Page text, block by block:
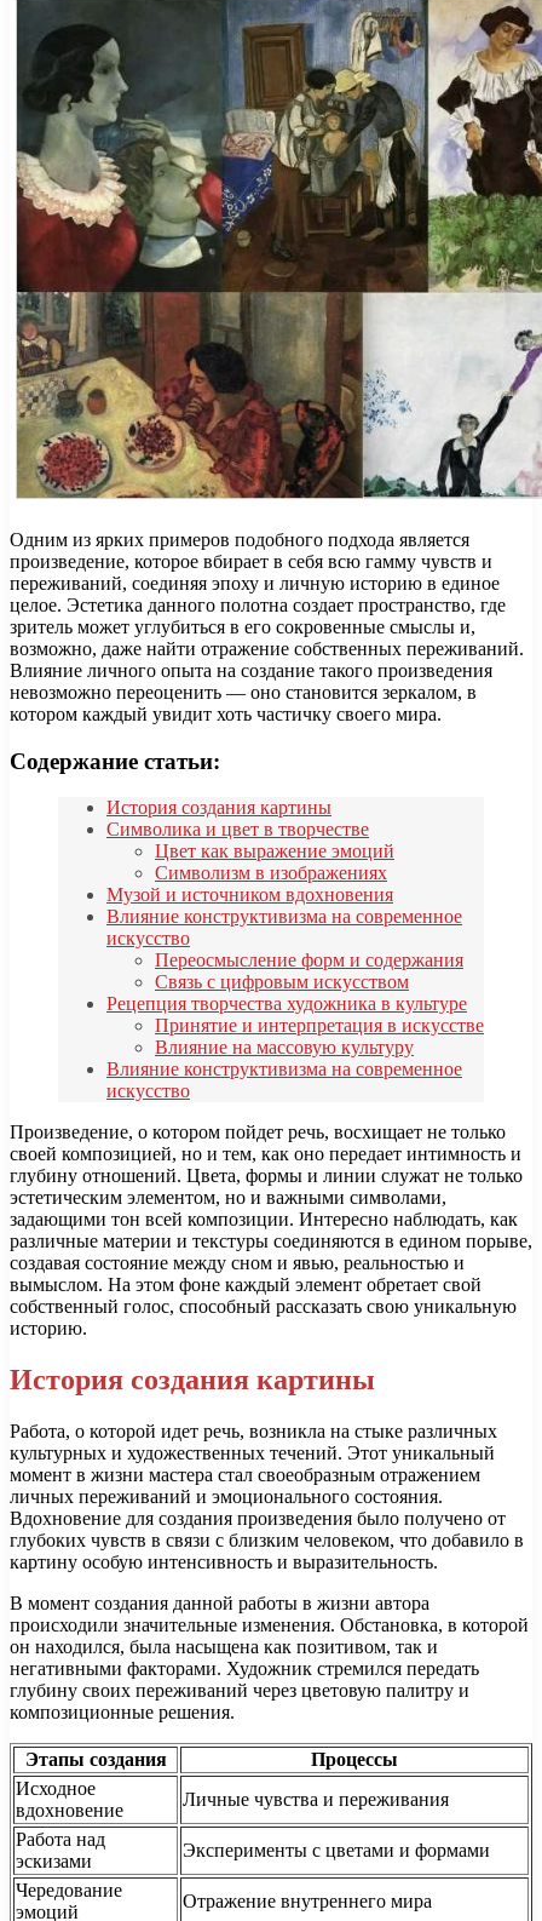
Одним из ярких примеров подобного подхода является
произведение, которое вбирает в себя всю гамму чувств и
переживаний, соединяя эпоху и личную историю в единое
целое. Эстетика данного полотна создает пространство, где
зритель может углубиться в его сокровенные смыслы и,
возможно, даже найти отражение собственных переживаний.
Влияние личного опыта на создание такого произведения
невозможно переоценить — оно становится зеркалом, в
котором каждый увидит хоть частичку своего мира.
Содержание статьи:
История создания картины
Символика и цвет в творчестве
Цвет как выражение эмоций
Символизм в изображениях
Музой и источником вдохновения
Влияние конструктивизма на современное
искусство
Переосмысление форм и содержания
Связь с цифровым искусством
Рецепция творчества художника в культуре
Принятие и интерпретация в искусстве
Влияние на массовую культуру
Влияние конструктивизма на современное
искусство
Произведение, о котором пойдет речь, восхищает не только
своей композицией, но и тем, как оно передает интимность и
глубину отношений. Цвета, формы и линии служат не только
эстетическим элементом, но и важными символами,
задающими тон всей композиции. Интересно наблюдать, как
различные материи и текстуры соединяются в едином порыве,
создавая состояние между сном и явью, реальностью и
вымыслом. На этом фоне каждый элемент обретает свой
собственный голос, способный рассказать свою уникальную
историю.
История создания картины
Работа, о которой идет речь, возникла на стыке различных
культурных и художественных течений. Этот уникальный
момент в жизни мастера стал своеобразным отражением
личных переживаний и эмоционального состояния.
Вдохновение для создания произведения было получено от
глубоких чувств в связи с близким человеком, что добавило в
картину особую интенсивность и выразительность.
В момент создания данной работы в жизни автора
происходили значительные изменения. Обстановка, в которой
он находился, была насыщена как позитивом, так и
негативными факторами. Художник стремился передать
глубину своих переживаний через цветовую палитру и
композиционные решения.
Этапы создания
Процессы
Исходное
вдохновение
Личные чувства и переживания
Работа над
эскизами
Эксперименты с цветами и формами
Чередование
эмоций
Отражение внутреннего мира